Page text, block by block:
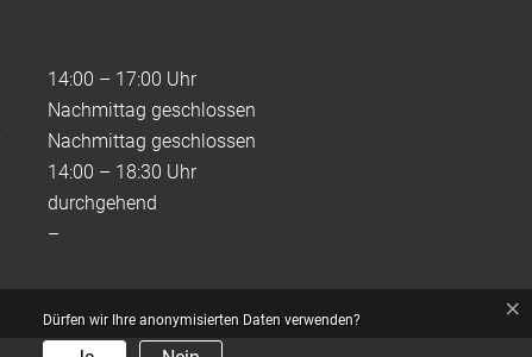
14:00 – 17:00 Uhr
Nachmittag geschlossen
Nachmittag geschlossen
14:00 – 18:30 Uhr
durchgehend
–
Dürfen wir Ihre anonymisierten Daten verwenden? ×